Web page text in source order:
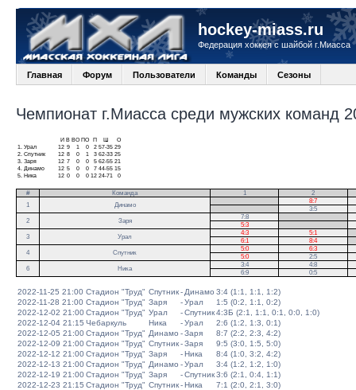
hockey-miass.ru
Федерация хоккея с шайбой г.Миасса
Главная Форум Пользователи Команды Сезоны
Чемпионат г.Миасса среди мужских команд
И В ВО ПО П
О
1.
Урал 12 9 1 0 2 57-35 29
2. Спутник 12 8 0 1 3 62-33 25
3. Заря 12 7 0 0 5 62-55 21
4.
Динамо 12 5 0 0 7 44-55 15
5.
Ника 12 0 0 0 12 24-71 0
# Команда 1
2
1
Динамо
8:7
3:5
2
Заря
7:8
5:3
3
Урал
4:3 5:1
6:1
8:4
4
Спутник
5:0
6:3
5:0
2:5
6
Ника
3:4
4:8
6:9
0:5
2022-11-25 21:00 Стадион "Труд" Спутник- Динамо 3:4 (1:1, 1:1, 1:2)
2022-11-28 21:00 Стадион "Труд" Заря -Урал
1:5 (0:2, 1:1, 0:2)
2022-12-02 21:00Стадион "Труд" Урал -Спутник4:3Б (2:1, 1:1, 0:1, 0:0, 1:0)
2022-12-04 21:15 Чебаркуль Ника -Урал
2:6 (1:2, 1:3, 0:1)
2022-12-05 21:00Стадион "Труд" Динамо -Заря
8:7 (2:2, 2:3, 4:2)
2022-12-09 21:00Стадион "Труд" Спутник-Заря
9:5 (3:0, 1:5, 5:0)
2022-12-12 21:00Стадион "Труд" Заря -Ника
8:4 (1:0, 3:2, 4:2)
2022-12-13 21:00Стадион "Труд" Динамо -Урал
3:4 (1:2, 1:2, 1:0)
2022-12-19 21:00Стадион "Труд" Заря -Спутник3:6 (2:1, 0:4, 1:1)
2022-12-23 21:15 Стадион "Труд" Спутник-Ника
7:1 (2:0, 2:1, 3:0)